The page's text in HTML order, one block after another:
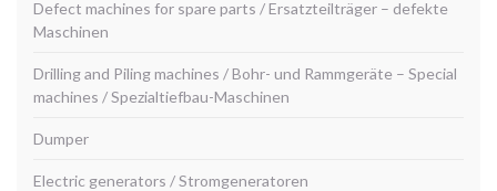
Defect machines for spare parts / Ersatzteilträger – defekte
Maschinen
Drilling and Piling machines / Bohr- und Rammgeräte – Special
machines / Spezialtiefbau-Maschinen
Dumper
Electric generators / Stromgeneratoren